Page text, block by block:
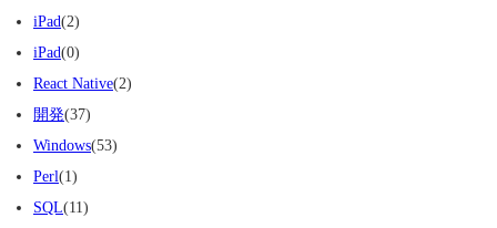
iPad(2)
iPad(0)
React Native(2)
開発(37)
Windows(53)
Perl(1)
SQL(11)